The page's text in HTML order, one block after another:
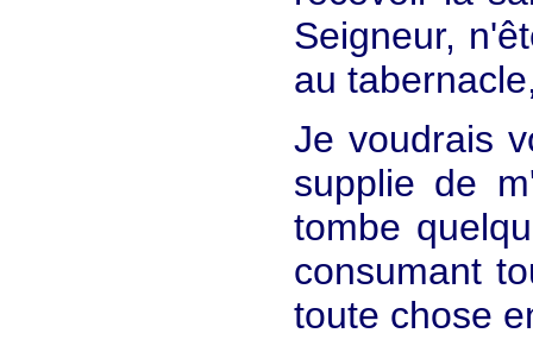
Seigneur,
au
Je voudrais
supplie de
tombe
consumant
toute chose